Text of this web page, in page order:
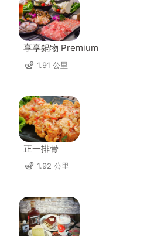
享享鍋物 Premium
1.91 公里
正一排骨
1.92 公里